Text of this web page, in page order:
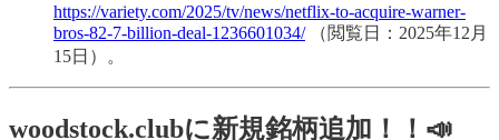
https://variety.com/2025/tv/news/netflix-to-acquire-warner-
bros-82-7-billion-deal-1236601034/（閲覧日：2025年12月
15日）。
woodstock.clubに新規銘柄追加！！📣